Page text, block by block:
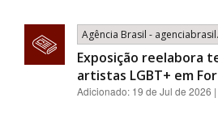
Agência Brasil -
Exposição reelabora
artistas LGBT+ em
Adicionado: 19 de Jul de 2026